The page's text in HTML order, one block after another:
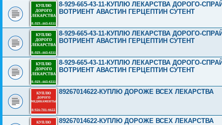
8-929-665-43-11-КУПЛЮ ЛЕКАРСТВА ДОРОГО-
ВОТРИЕНТ АВАСТИН ГЕРЦЕПТИН СУТЕНТ
8-929-665-43-11-КУПЛЮ ЛЕКАРСТВА ДОРОГО-
ВОТРИЕНТ АВАСТИН ГЕРЦЕПТИН СУТЕНТ
8-929-665-43-11-КУПЛЮ ЛЕКАРСТВА ДОРОГО-
ВОТРИЕНТ АВАСТИН ГЕРЦЕПТИН СУТЕНТ
89267014622-КУПЛЮ ДОРОЖЕ ВСЕХ ЛЕКАРСТВА
89267014622-КУПЛЮ ДОРОЖЕ ВСЕХ ЛЕКАРСТВА